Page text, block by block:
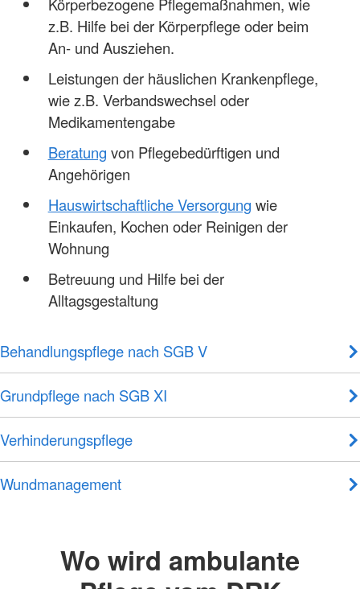
Körperbezogene Pflegemaßnahmen, wie
z.B. Hilfe bei der Körperpflege oder beim
An- und Ausziehen.
Leistungen der häuslichen Krankenpflege,
wie z.B. Verbandswechsel oder
Medikamentengabe
Beratung von Pflegebedürftigen und
Angehörigen
Hauswirtschaftliche Versorgung wie
Einkaufen, Kochen oder Reinigen der
Wohnung
Betreuung und Hilfe bei der
Alltagsgestaltung
Behandlungspflege nach SGB V
Grundpflege nach SGB XI
Verhinderungspflege
Wundmanagement
Wo wird ambulante